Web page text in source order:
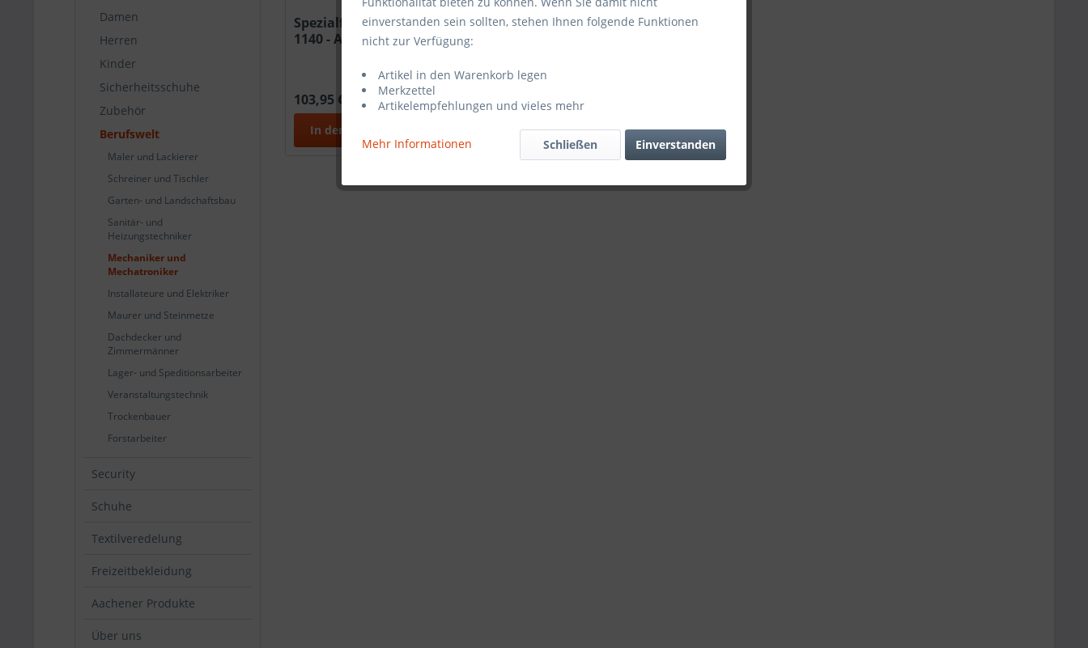
Damen
Herren
Kinder
Sicherheitsschuhe
Zubehör
Berufswelt
Maler und Lackierer
Schreiner und Tischler
Garten- und Landschaftsbau
Sanitär- und
Heizungstechniker
Mechaniker und
Mechatroniker
Installateure und Elektriker
Maurer und Steinmetze
Dachdecker und
Zimmermänner
Lager- und Speditionsarbeiter
Veranstaltungstechnik
Trockenbauer
Forstarbeiter
Security
Schuhe
Textilveredelung
Freizeitbekleidung
Aachener Produkte
Über uns
Spezialfilter Dräger
1140 - A1 B2 E2 K1 Hg
103,95 € *
In den
einverstanden sein sollten, stehen Ihnen folgende Funktionen
nicht zur Verfügung:
Artikel in den Warenkorb legen
Merkzettel
Artikelempfehlungen und vieles mehr
Mehr Informationen Einverstanden
Schließen